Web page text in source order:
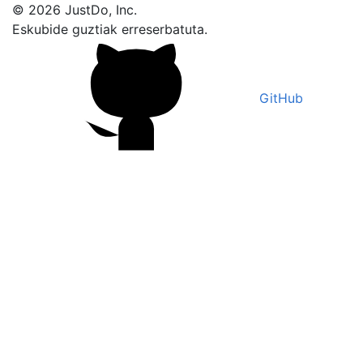
© 2026 JustDo, Inc.
Eskubide guztiak erreserbatuta.
GitHub